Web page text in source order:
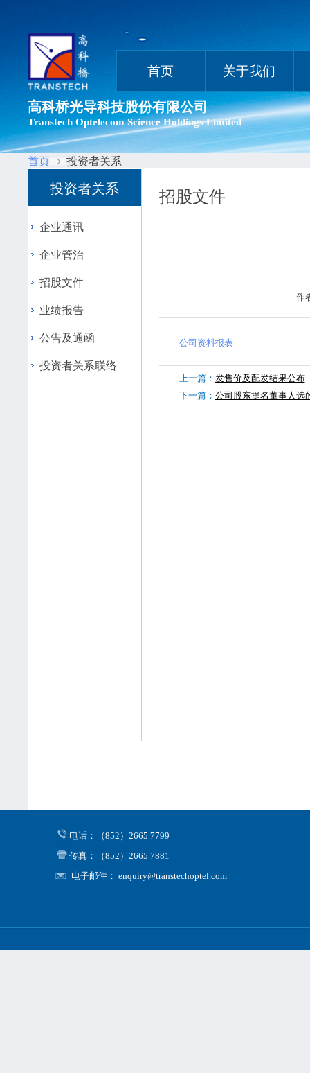
首页 关于我们
高科桥光导科技股份有限公司
Transtech Optelecom Science Holdings Limited
首页 投资者关系
招股文件
作
公司资料报表
上一篇： 发售价及配发结果公布
下一篇： 公司股东提名董事人选
投资者关系
企业通讯
企业管治
招股文件
业绩报告
公告及通函
投资者关系联络
电话：（852）2665 7799
传真：（852）2665 7881
电子邮件： enquiry@transtechoptel.com